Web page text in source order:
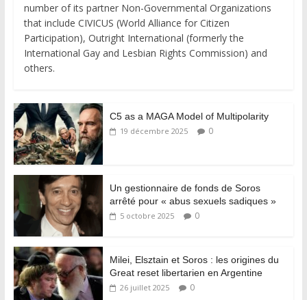
number of its partner Non-Governmental Organizations
that include CIVICUS (World Alliance for Citizen
Participation), Outright International (formerly the
International Gay and Lesbian Rights Commission) and
others.
C5 as a MAGA Model of Multipolarity
19 décembre 2025 0
Un gestionnaire de fonds de Soros
arrêté pour « abus sexuels sadiques »
5 octobre 2025 0
Milei, Elsztain et Soros : les origines du
Great reset libertarien en Argentine
26 juillet 2025 0